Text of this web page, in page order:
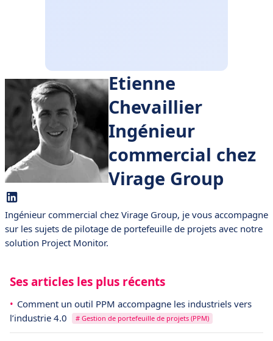
Etienne
Chevaillier
Ingénieur
commercial chez
Virage Group
Ingénieur commercial chez Virage Group, je vous accompagne
sur les sujets de pilotage de portefeuille de projets avec notre
solution Project Monitor.
Ses articles les plus récents
Comment un outil PPM accompagne les industriels vers
l’industrie 4.0
# Gestion de portefeuille de projets (PPM)